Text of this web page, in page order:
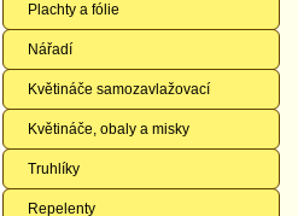
Plachty a fólie
Nářadí
Květináče samozavlažovací
Květináče, obaly a misky
Truhlíky
Repelenty